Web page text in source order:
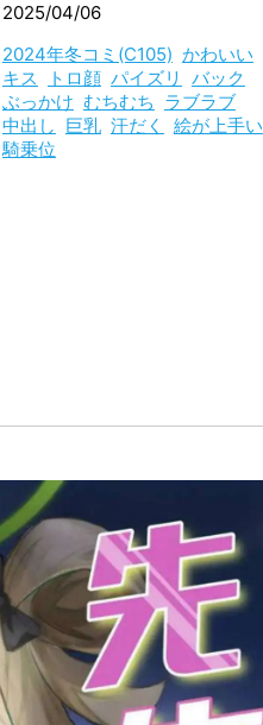
2025/04/06
2024年冬コミ(C105) かわいい
キス
トロ顔 パイズリ
バック
ぶっかけ むちむち ラブラブ
中出し 巨乳 汗だく
絵が上手い
騎乗位